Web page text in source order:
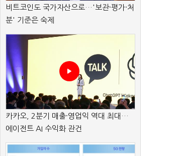
비트코인도 국가자산으로…'보관·평가·처
분' 기준은 숙제
카카오, 2분기 매출·영업익 역대 최대…
에이전트 AI 수익화 관건